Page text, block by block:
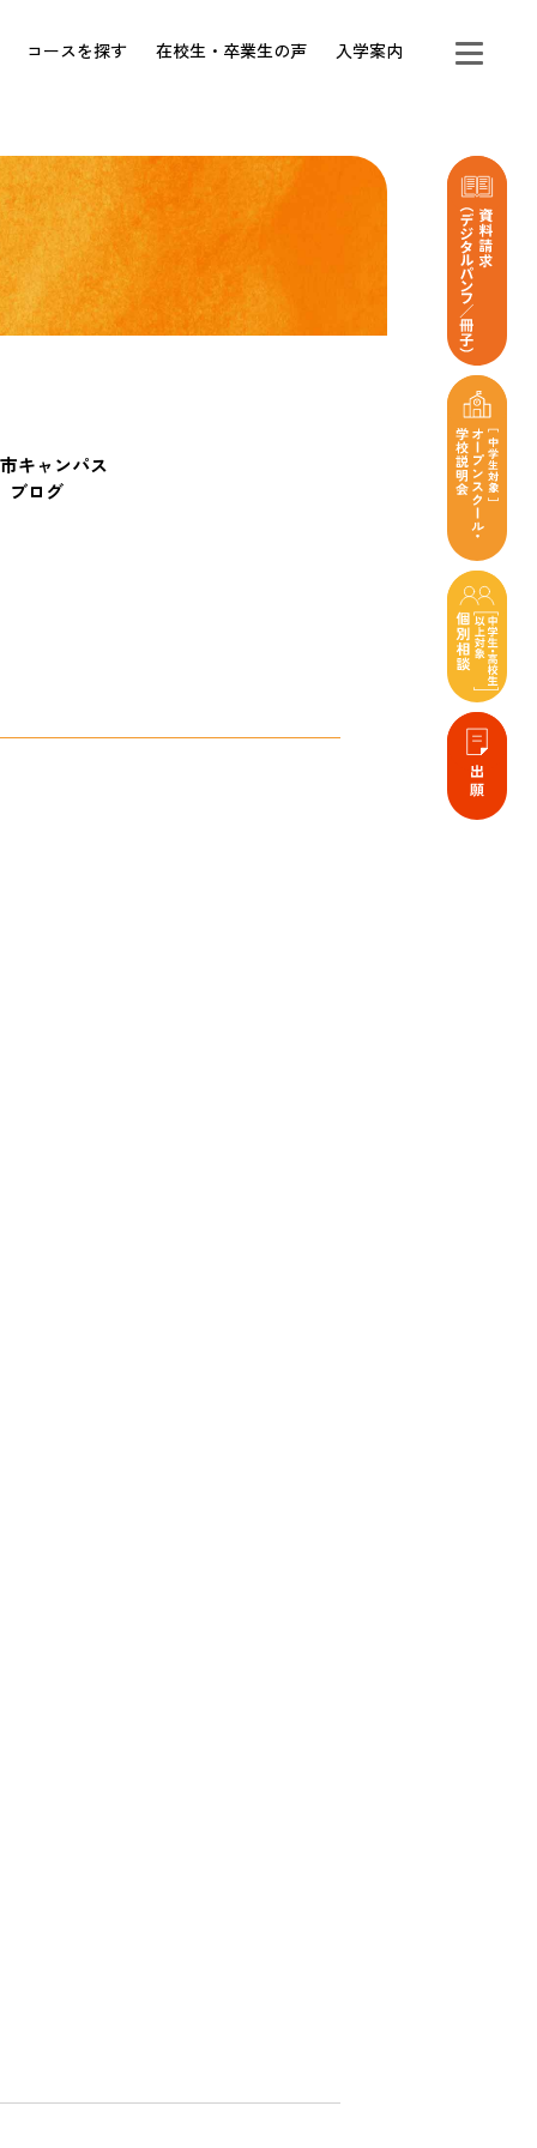
コースを探す 在校生・卒業生の声 入学案内
キャンパス
ブログ